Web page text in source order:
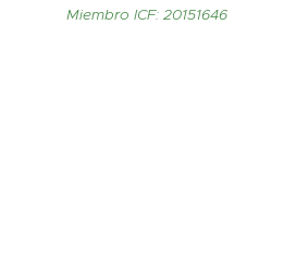
Miembro ICF: 20151646